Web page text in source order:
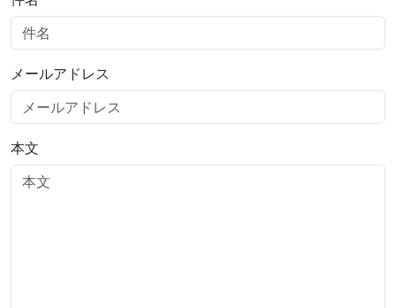
メールアドレス
本文